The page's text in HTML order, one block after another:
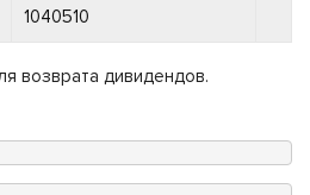
1040510
возврата дивидендов.